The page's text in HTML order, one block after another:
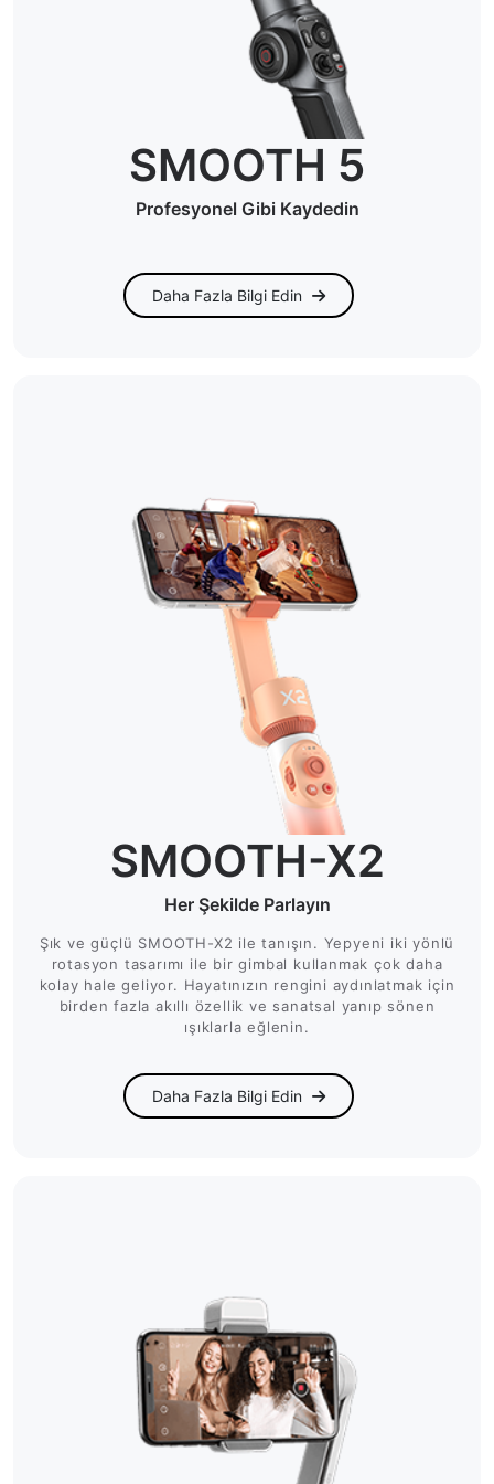
SMOOTH 5
Profesyonel Gibi Kaydedin
Daha Fazla Bilgi Edin
SMOOTH-X2
Her Şekilde Parlayın
Şık ve güçlü SMOOTH-X2 ile tanışın. Yepyeni iki yönlü
rotasyon tasarımı ile bir gimbal kullanmak çok daha
kolay hale geliyor. Hayatınızın rengini aydınlatmak için
birden fazla akıllı özellik ve sanatsal yanıp sönen
ışıklarla eğlenin.
Daha Fazla Bilgi Edin